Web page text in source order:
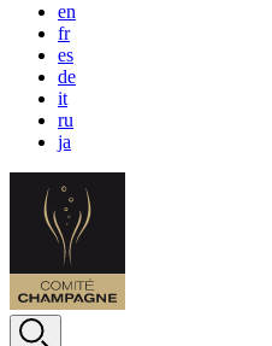
en
fr
es
de
it
ru
ja